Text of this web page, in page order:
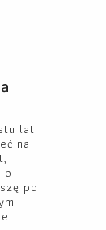
lat.
na
o
po